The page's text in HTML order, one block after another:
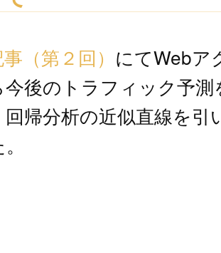
（第２回） にてWebア
今後のトラフィック予
帰分析の近似直線を引